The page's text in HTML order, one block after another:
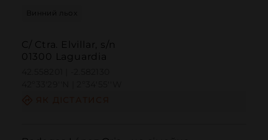
Винний льох
C/ Ctra. Elvillar, s/n
01300 Laguardia